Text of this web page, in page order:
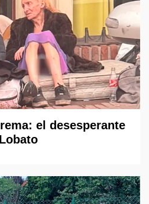
el desesperante